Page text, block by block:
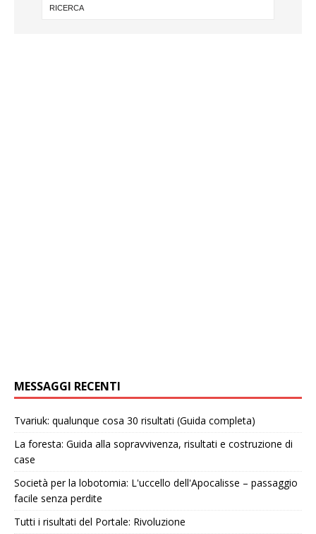
MESSAGGI RECENTI
Tvariuk: qualunque cosa 30 risultati (Guida completa)
La foresta: Guida alla sopravvivenza, risultati e costruzione di
case
Società per la lobotomia: L'uccello dell'Apocalisse – passaggio
facile senza perdite
Tutti i risultati del Portale: Rivoluzione